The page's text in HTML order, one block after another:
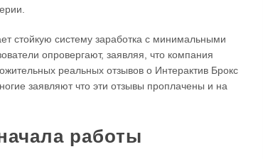
стойкую систему заработка с минимальными
опровергают, заявляя, что компания
реальных отзывов о Интерактив Брокс
заявляют что эти отзывы проплачены и на
работы